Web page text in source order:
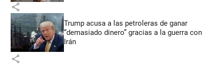
share
Trump acusa a las petroleras de ganar
“demasiado dinero” gracias a la guerra con
Irán
share